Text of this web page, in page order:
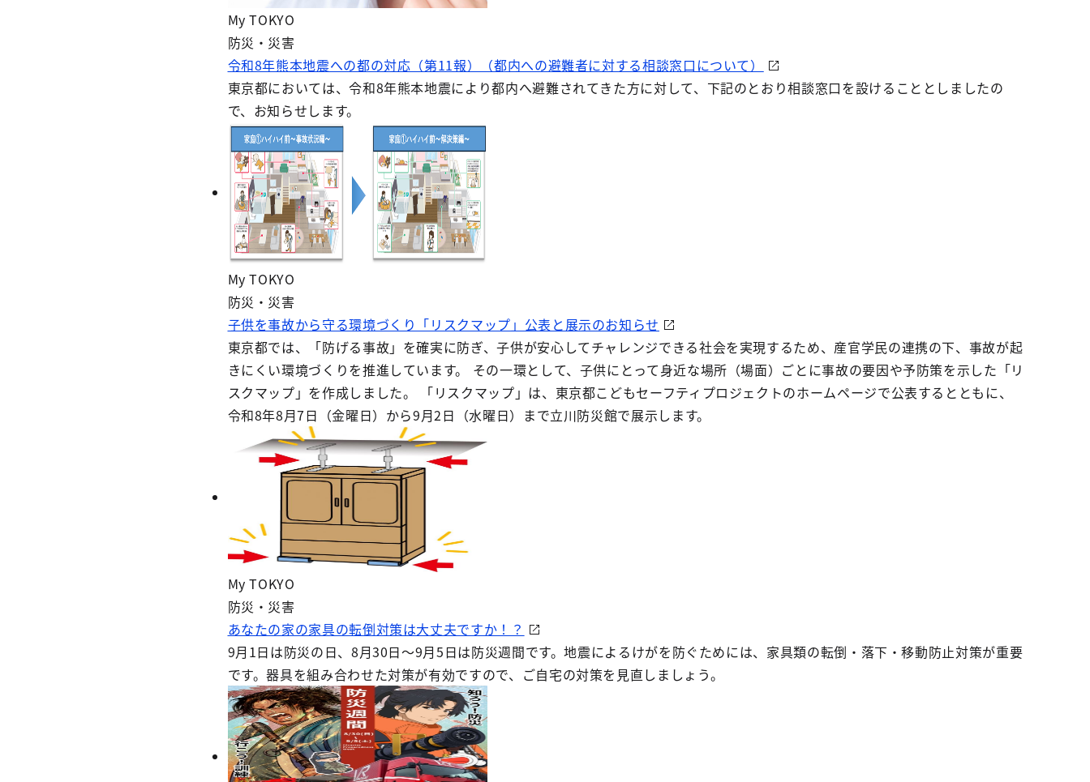
My TOKYO
防災・災害
令和8年熊本地震への都の対応（第11報）（都内への避難者に対する相談窓口について）
東京都においては、令和8年熊本地震により都内へ避難されてきた方に対して、下記のとおり相談窓口を設けることとしましたの
で、お知らせします。
My TOKYO
防災・災害
子供を事故から守る環境づくり「リスクマップ」公表と展示のお知らせ
東京都では、「防げる事故」を確実に防ぎ、子供が安心してチャレンジできる社会を実現するため、産官学民の連携の下、事故が起
きにくい環境づくりを推進しています。 その一環として、子供にとって身近な場所（場面）ごとに事故の要因や予防策を示した「リ
スクマップ」を作成しました。 「リスクマップ」は、東京都こどもセーフティプロジェクトのホームページで公表するとともに、
令和8年8月7日（金曜日）から9月2日（水曜日）まで立川防災館で展示します。
My TOKYO
防災・災害
あなたの家の家具の転倒対策は大丈夫ですか！？
9月1日は防災の日、8月30日〜9月5日は防災週間です。地震によるけがを防ぐためには、家具類の転倒・落下・移動防止対策が重要
です。器具を組み合わせた対策が有効ですので、ご自宅の対策を見直しましょう。